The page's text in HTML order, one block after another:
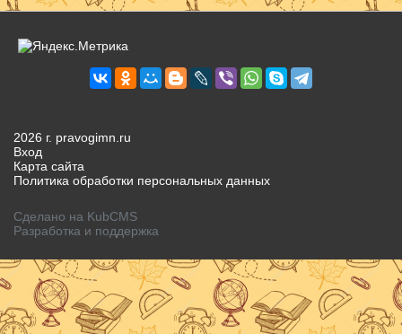
2026 г. pravogimn.ru
Вход
Карта сайта
Политика обработки персональных данных
Сделано на KubCMS
Разработка и поддержка